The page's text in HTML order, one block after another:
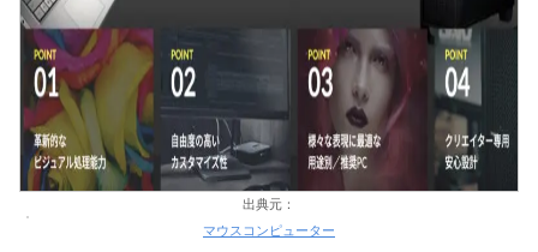
出典元：
マウスコンピューター